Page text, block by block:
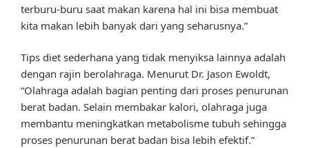
terburu-buru saat makan karena hal ini bisa membuat
kita makan lebih banyak dari yang seharusnya.”
Tips diet sederhana yang tidak menyiksa lainnya adalah
dengan rajin berolahraga. Menurut Dr. Jason Ewoldt,
“Olahraga adalah bagian penting dari proses penurunan
berat badan. Selain membakar kalori, olahraga juga
membantu meningkatkan metabolisme tubuh sehingga
proses penurunan berat badan bisa lebih efektif.”